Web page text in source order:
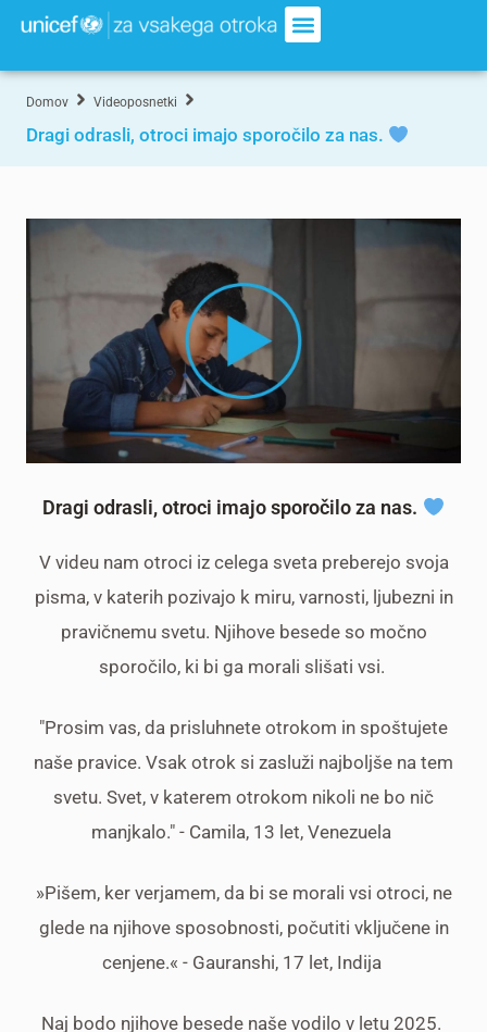
Domov Videoposnetki
Dragi odrasli, otroci imajo sporočilo za nas.
Dragi odrasli, otroci imajo sporočilo za nas.
V videu nam otroci iz celega sveta preberejo svoja
pisma, v katerih pozivajo k miru, varnosti, ljubezni in
pravičnemu svetu. Njihove besede so močno
sporočilo, ki bi ga morali slišati vsi.
"Prosim vas, da prisluhnete otrokom in spoštujete
naše pravice. Vsak otrok si zasluži najboljše na tem
svetu. Svet, v katerem otrokom nikoli ne bo nič
manjkalo." - Camila, 13 let, Venezuela
»Pišem, ker verjamem, da bi se morali vsi otroci, ne
glede na njihove sposobnosti, počutiti vključene in
cenjene.« - Gauranshi, 17 let, Indija
Naj bodo njihove besede naše vodilo v letu 2025.